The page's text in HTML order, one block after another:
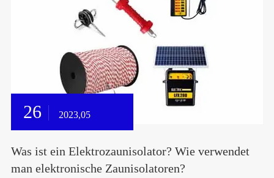
26 2023,05
Was ist ein Elektrozaunisolator? Wie verwendet
man elektronische Zaunisolatoren?